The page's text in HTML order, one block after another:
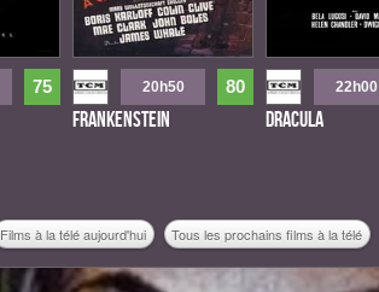
75 20h50 80
Frankenstein
22h00
Dracula
Films à la télé aujourd'hui Tous les prochains films à la télé